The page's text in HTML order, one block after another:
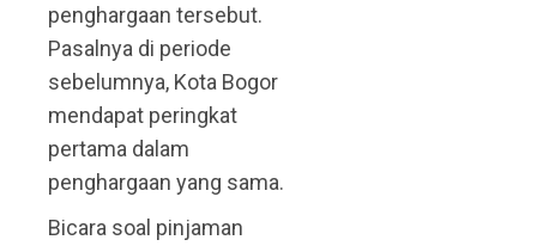
penghargaan tersebut.
Pasalnya di periode
sebelumnya, Kota Bogor
mendapat peringkat
pertama dalam
penghargaan yang sama.
Bicara soal pinjaman